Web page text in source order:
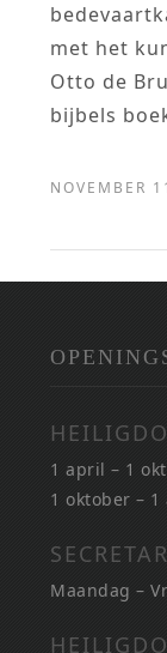
met het
Otto de
bijbels
NOVEMBER
1 april – 1
1 oktober –
Maandag –